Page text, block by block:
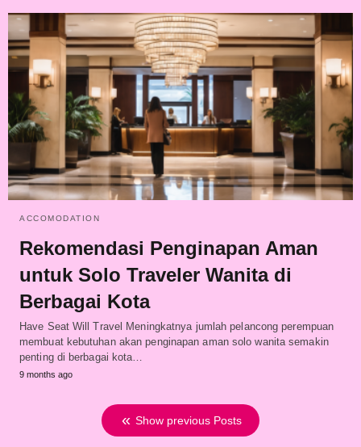
ACCOMODATION
Rekomendasi Penginapan Aman
untuk Solo Traveler Wanita di
Berbagai Kota
Have Seat Will Travel Meningkatnya jumlah pelancong perempuan
membuat kebutuhan akan penginapan aman solo wanita semakin
penting di berbagai kota…
9 months ago
Show previous Posts